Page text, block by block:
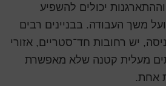
יכולים להשפיע
משך העבודה. בבניינים רבים
יש רחובות חד־סטריים, אזורי
מעלית קטנה שלא מאפשרת
אחת.